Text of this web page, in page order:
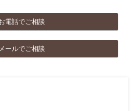
電話でご相談
メールでご相談